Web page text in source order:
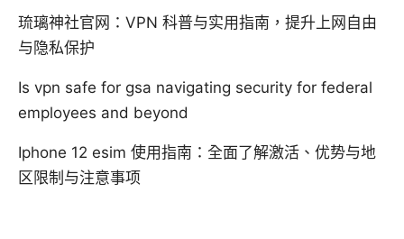
琉璃神社官网：VPN 科普与实用指南，提升上网自由
与隐私保护
Is vpn safe for gsa navigating security for federal
employees and beyond
Iphone 12 esim 使用指南：全面了解激活、优势与地
区限制与注意事项